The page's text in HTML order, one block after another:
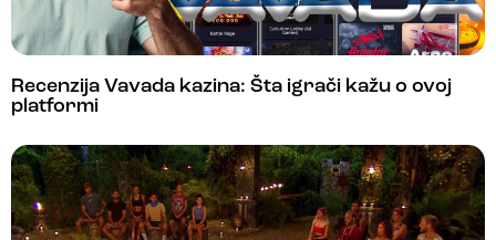
Recenzija Vavada kazina: Šta igrači kažu o ovoj
platformi